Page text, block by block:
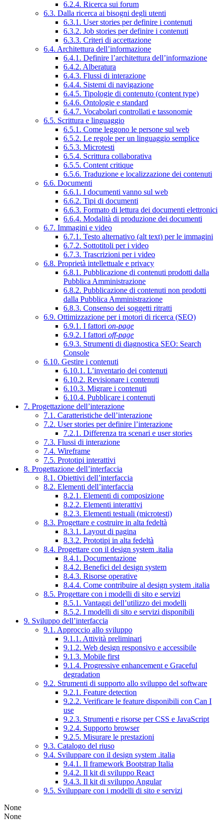
6.2.4. Ricerca sui forum
6.3. Dalla ricerca ai bisogni degli utenti
6.3.1. User stories per definire i contenuti
6.3.2. Job stories per definire i contenuti
6.3.3. Criteri di accettazione
6.4. Architettura dell’informazione
6.4.1. Definire l’architettura dell’informazione
6.4.2. Alberatura
6.4.3. Flussi di interazione
6.4.4. Sistemi di navigazione
6.4.5. Tipologie di contenuto (content type)
6.4.6. Ontologie e standard
6.4.7. Vocabolari controllati e tassonomie
6.5. Scrittura e linguaggio
6.5.1. Come leggono le persone sul web
6.5.2. Le regole per un linguaggio semplice
6.5.3. Microtesti
6.5.4. Scrittura collaborativa
6.5.5. Content critique
6.5.6. Traduzione e localizzazione dei contenuti
6.6. Documenti
6.6.1. I documenti vanno sul web
6.6.2. Tipi di documenti
6.6.3. Formato di lettura dei documenti elettronici
6.6.4. Modalità di produzione dei documenti
6.7. Immagini e video
6.7.1. Testo alternativo (alt text) per le immagini
6.7.2. Sottotitoli per i video
6.7.3. Trascrizioni per i video
6.8. Proprietà intellettuale e privacy
6.8.1. Pubblicazione di contenuti prodotti dalla
Pubblica Amministrazione
6.8.2. Pubblicazione di contenuti non prodotti
dalla Pubblica Amministrazione
6.8.3. Consenso dei soggetti ritratti
6.9. Ottimizzazione per i motori di ricerca (SEO)
6.9.1. I fattori on-page
6.9.2. I fattori off-page
6.9.3. Strumenti di diagnostica SEO: Search
Console
6.10. Gestire i contenuti
6.10.1. L’inventario dei contenuti
6.10.2. Revisionare i contenuti
6.10.3. Migrare i contenuti
6.10.4. Pubblicare i contenuti
7. Progettazione dell’interazione
7.1. Caratteristiche dell’interazione
7.2. User stories per definire l’interazione
7.2.1. Differenza tra scenari e user stories
7.3. Flussi di interazione
7.4. Wireframe
7.5. Prototipi interattivi
8. Progettazione dell’interfaccia
8.1. Obiettivi dell’interfaccia
8.2. Elementi dell’interfaccia
8.2.1. Elementi di composizione
8.2.2. Elementi interattivi
8.2.3. Elementi testuali (microtesti)
8.3. Progettare e costruire in alta fedeltà
8.3.1. Layout di pagina
8.3.2. Prototipi in alta fedeltà
8.4. Progettare con il design system .italia
8.4.1. Documentazione
8.4.2. Benefici del design system
8.4.3. Risorse operative
8.4.4. Come contribuire al design system .italia
8.5. Progettare con i modelli di sito e servizi
8.5.1. Vantaggi dell’utilizzo dei modelli
8.5.2. I modelli di sito e servizi disponibili
9. Sviluppo dell’interfaccia
9.1. Approccio allo sviluppo
9.1.1. Attività preliminari
9.1.2. Web design responsivo e accessibile
9.1.3. Mobile first
9.1.4. Progressive enhancement e Graceful
degradation
9.2. Strumenti di supporto allo sviluppo del software
9.2.1. Feature detection
9.2.2. Verificare le feature disponibili con Can I
use
9.2.3. Strumenti e risorse per CSS e JavaScript
9.2.4. Supporto browser
9.2.5. Misurare le prestazioni
9.3. Catalogo del riuso
9.4. Sviluppare con il design system .italia
9.4.1. Il framework Bootstrap Italia
9.4.2. Il kit di sviluppo React
9.4.3. Il kit di sviluppo Angular
9.5. Sviluppare con i modelli di sito e servizi
None
None